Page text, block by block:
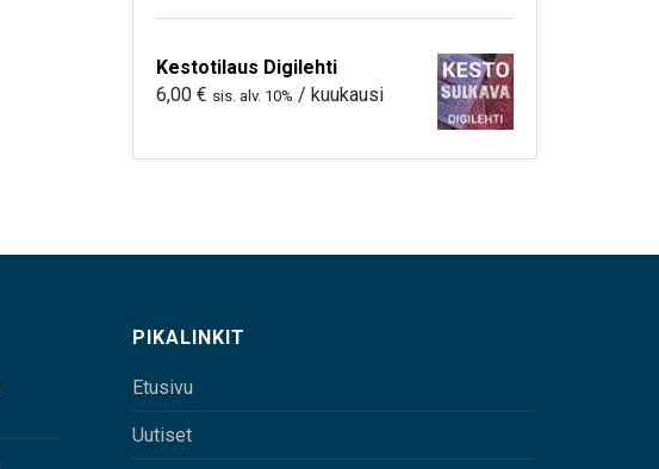
Kestotilaus Digilehti
6,00 € sis. alv. 10% / kuukausi
PIKALINKIT
Etusivu
Uutiset